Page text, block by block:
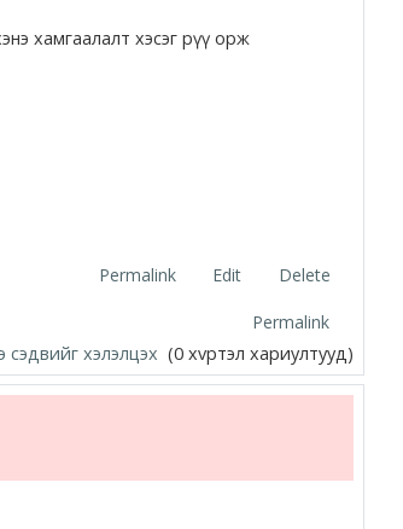
хамгаалалт хэсэг рүү орж
Permalink Edit Delete
Permalink
сэдвийг хэлэлцэх (0 хvртэл хариултууд)